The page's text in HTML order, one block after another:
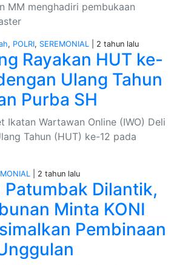
MM menghadiri pembukaan
, POLRI, SEREMONIAL | 2 tahun lalu
Rayakan HUT ke-
Ulang Tahun
Purba SH
Ikatan Wartawan Online (IWO) Deli
Tahun (HUT) ke-12 pada
| 2 tahun lalu
Patumbak Dilantik,
Minta KONI
Pembinaan